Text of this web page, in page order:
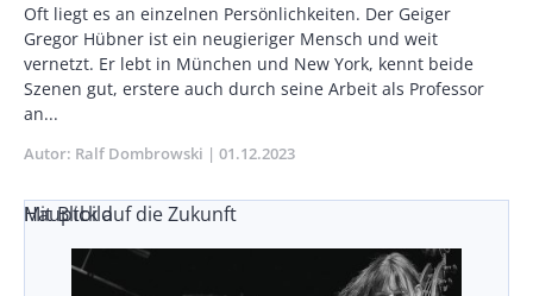
Vorspann
/
Teaser
Oft liegt es an einzelnen Persönlichkeiten. Der Geiger
Gregor Hübner ist ein neugieriger Mensch und weit
vernetzt. Er lebt in München und New York, kennt beide
Szenen gut, erstere auch durch seine Arbeit als Professor
an...
Autor Ralf Dombrowski Publikationsdatum
01.12.2023
Mit Blick auf die Zukunft
Hauptbild